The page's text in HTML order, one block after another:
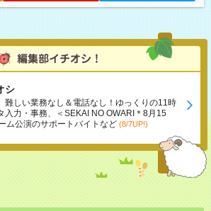
シ
難しい業務なし＆電話なし！ゆっくりの11時
入力・事務、＜SEKAI NO OWARI＊8月15
ム公演のサポートバイトなど (8/7UP!)